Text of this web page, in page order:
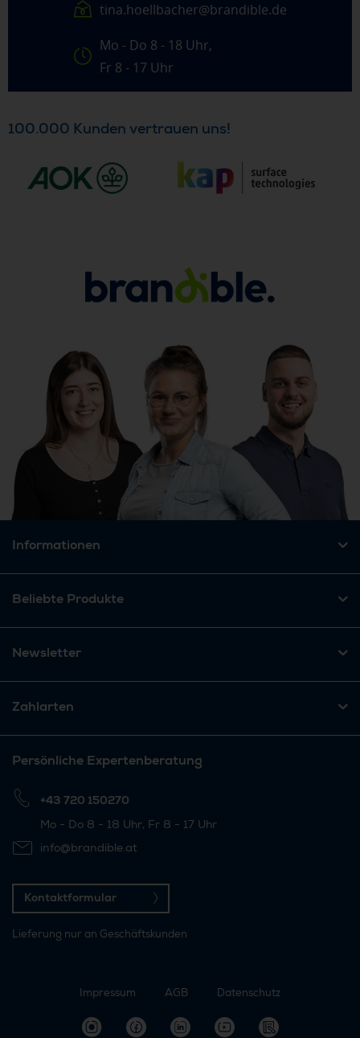
tina.hoellbacher@brandible.de
Mo - Do 8 - 18 Uhr,
Fr 8 - 17 Uhr
100.000 Kunden vertrauen uns!
Informationen
Beliebte Produkte
Newsletter
Zahlarten
Persönliche Expertenberatung
+43 720 150270
Mo - Do 8 - 18 Uhr, Fr 8 - 17 Uhr
info@brandible.at
Kontaktformular
Lieferung nur an Geschäftskunden
Impressum AGB Datenschutz